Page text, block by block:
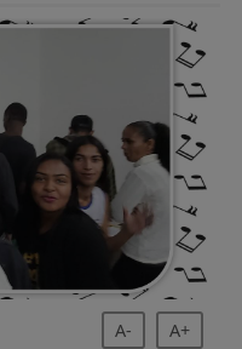
A- A+